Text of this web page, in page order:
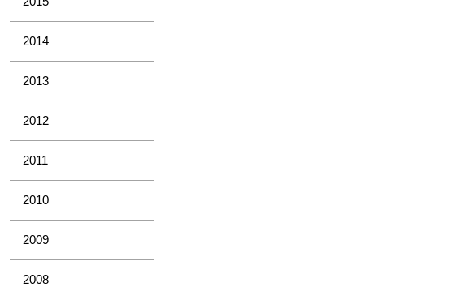
2014
2013
2012
2011
2010
2009
2008